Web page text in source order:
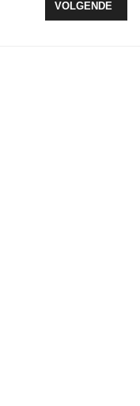
IS TROTS OP DE
VOLGENDE
VOLGENDE